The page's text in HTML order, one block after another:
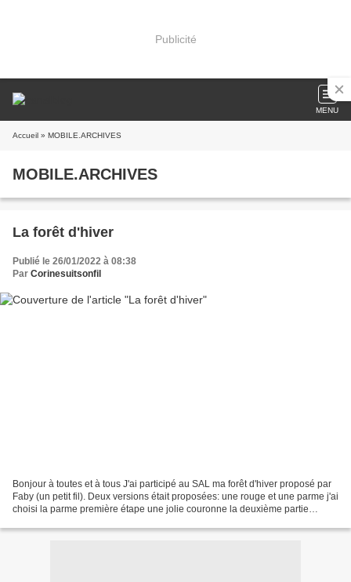
Publicité
MENU
Accueil » MOBILE.ARCHIVES
MOBILE.ARCHIVES
La forêt d'hiver
Publié le 26/01/2022 à 08:38
Par Corinesuitsonfil
Bonjour à toutes et à tous J'ai participé au SAL ma forêt d'hiver proposé par
Faby (un petit fil). Deux versions était proposées: une rouge et une parme j'ai
choisi la parme première étape une jolie couronne la deuxième partie